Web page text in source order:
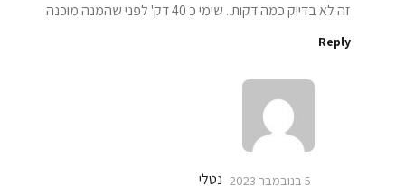
זה לא בדיוק כמה דקות.. שימי כ 40 דק' לפני שהמנה מוכנה
Reply
נטלי 5 בנובמבר 2023